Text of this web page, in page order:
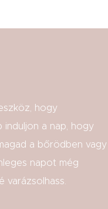
Cím
Mádi u. 3/A
hogy
induljon a nap, hogy
a bőrödben vagy
napot még
varázsolhass.